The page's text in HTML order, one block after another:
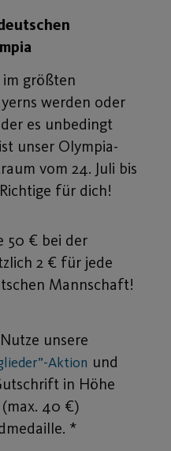
größten
werden oder
es unbedingt
unser Olympia-
vom 24. Juli bis
für dich!
50 € bei der
2 € für jede
Mannschaft!
unsere
Aktion und
in Höhe
40 €)
*